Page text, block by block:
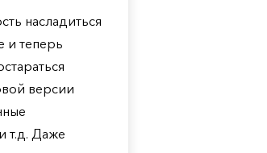
насладиться
и теперь
версии
т.д. Даже